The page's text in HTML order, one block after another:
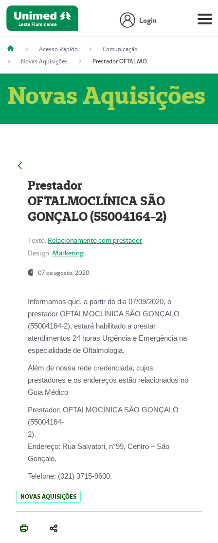
Login
Acesso Rápido
Comunicação
Novas Aquisições
Prestador OFTALMOCLÍNICA SÃO GONÇALO (55004164-2)
Novas Aquisições
Prestador
OFTALMOCLÍNICA SÃO
GONÇALO (55004164-2)
Texto: Relacionamento com prestador
Design: Marketing
07 de agosto, 2020
Informamos que, a partir do dia07/09/2020, o
prestador OFTALMOCLÍNICA SÃO GONÇALO
(55004164-2), estará habilitado a prestar
atendimentos 24 horas Urgência e Emergência na
especialidade de Oftalmologia.
Além de nossa rede credenciada, cujos
prestadores e os endereços estão relacionados no
Guia Médico
Prestador: OFTALMOCÍNICA SÃO GONÇALO
(55004164-
2).
Endereço: Rua Salvatori, n°99, Centro – São
Gonçalo.
Telefone: (021) 3715-9600.
NOVAS AQUISIÇÕES